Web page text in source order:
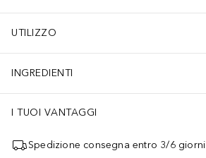
UTILIZZO
INGREDIENTI
I TUOI VANTAGGI
Spedizione consegna entro 3/6 giorni